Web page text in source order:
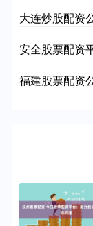
大连炒股配资
安全股票配资
福建股票配资